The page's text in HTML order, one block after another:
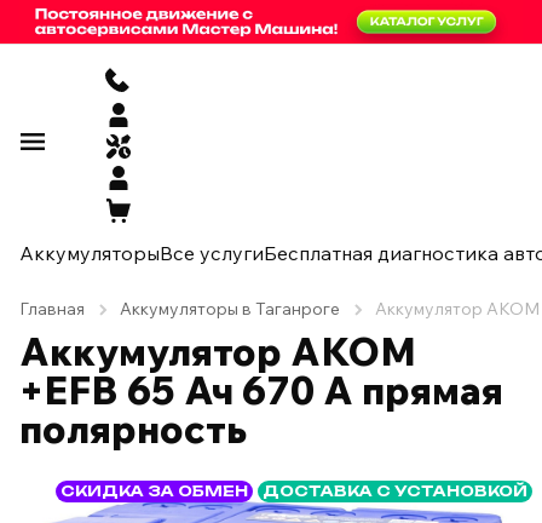
АккумуляторыВсе услугиБесплатная диагностика
Главная Аккумуляторы в Таганроге Аккумулятор
Аккумулятор AKOM
+EFB 65 Ач 670 А прямая
полярность
СКИДКА ЗА ОБМЕН ДОСТАВКА С УСТАНОВКОЙ